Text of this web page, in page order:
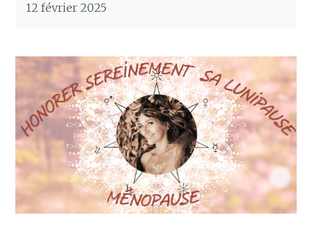
12 février 2025